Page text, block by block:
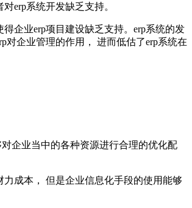
erp系统开发缺乏支持。
企业erp项目建设缺乏支持。erp系统的发
企业管理的作用， 进而低估了erp系统在
企业当中的各种资源进行合理的优化配
成本， 但是企业信息化手段的使用能够